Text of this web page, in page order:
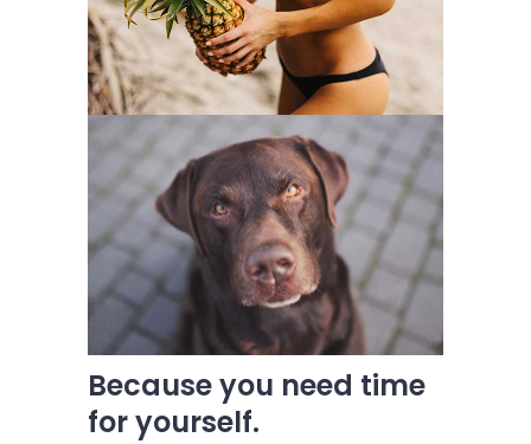
Because you need time
for yourself.